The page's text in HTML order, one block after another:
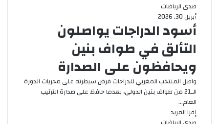
صدى الرياضات
أبريل 30, 2026
أسود الدراجات يواصلون
التألق في طواف بنين
ويحافظون على الصدارة
واصل المنتخب المغربي للدراجات فرض سيطرته على مجريات الدورة
الـ21 من طواف بنين الدولي، بعدما حافظ على صدارة الترتيب
العام…
إقرا المزيد